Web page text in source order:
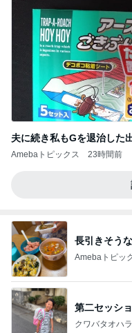
夫に続き私もGを退治した
Amebaトピックス 23時間前
長引きそう
Amebaトピッ
第二セッシ
クワバタオハ